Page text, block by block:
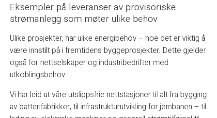
Eksempler på leveranser av provisoriske
strømanlegg som møter ulike behov
Ulike prosjekter, har ulike energibehov – noe det er viktig å
være innstilt på i fremtidens byggeprosjekter. Dette gjelder
også for nettselskaper og industribedrifter med
utkoblingsbehov.
Vi har leid ut våre utslippsfrie nettstasjoner til alt fra bygging
av batterifabrikker, til infrastrukturutvikling for jernbanen – til